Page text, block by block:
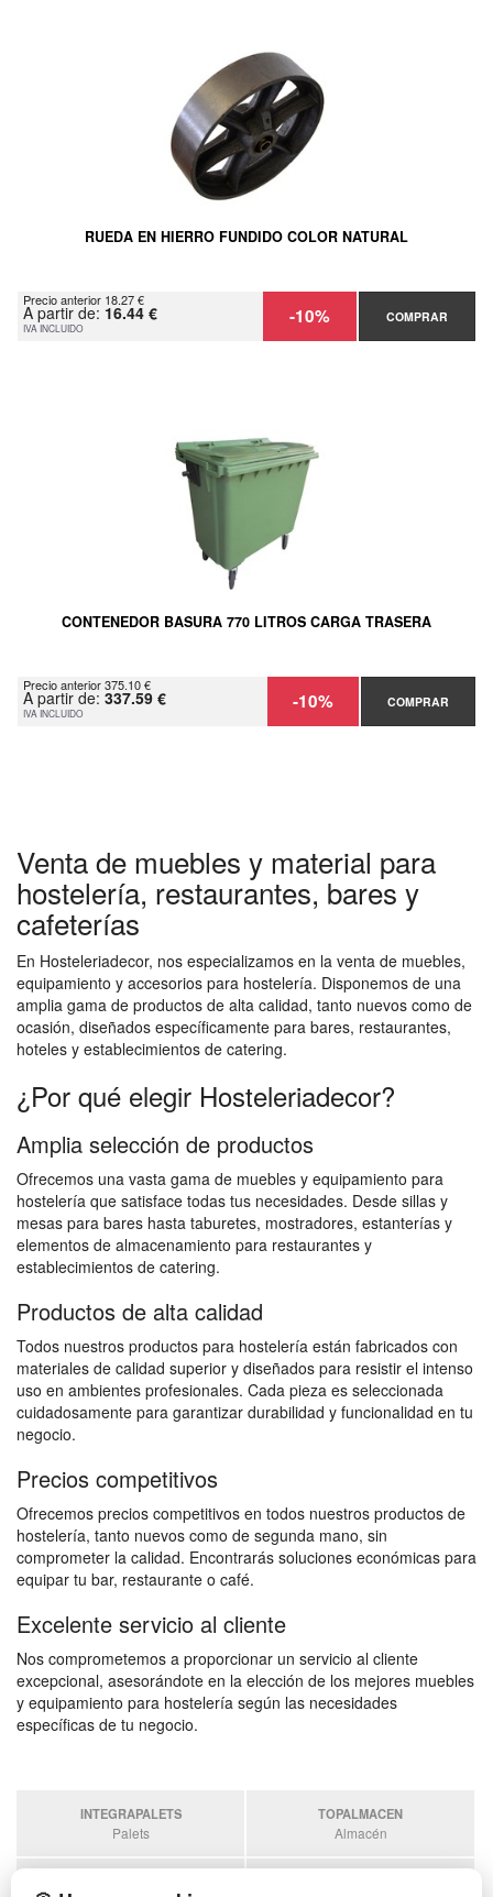
RUEDA EN HIERRO FUNDIDO COLOR NATURAL
Precio anterior 18.27 €
A partir de: 16.44 €
IVA INCLUIDO -10% COMPRAR
CONTENEDOR BASURA 770 LITROS CARGA TRASERA
Precio anterior 375.10 €
A partir de: 337.59 €
IVA INCLUIDO -10% COMPRAR
Venta de muebles y material para
hostelería, restaurantes, bares y
cafeterías
En Hosteleriadecor, nos especializamos en la venta de muebles,
equipamiento y accesorios para hostelería. Disponemos de una
amplia gama de productos de alta calidad, tanto nuevos como de
ocasión, diseñados específicamente para bares, restaurantes,
hoteles y establecimientos de catering.
¿Por qué elegir Hosteleriadecor?
Amplia selección de productos
Ofrecemos una vasta gama de muebles y equipamiento para
hostelería que satisface todas tus necesidades. Desde sillas y
mesas para bares hasta taburetes, mostradores, estanterías y
elementos de almacenamiento para restaurantes y
establecimientos de catering.
Productos de alta calidad
Todos nuestros productos para hostelería están fabricados con
materiales de calidad superior y diseñados para resistir el intenso
uso en ambientes profesionales. Cada pieza es seleccionada
cuidadosamente para garantizar durabilidad y funcionalidad en tu
negocio.
Precios competitivos
Ofrecemos precios competitivos en todos nuestros productos de
hostelería, tanto nuevos como de segunda mano, sin
comprometer la calidad. Encontrarás soluciones económicas para
equipar tu bar, restaurante o café.
Excelente servicio al cliente
Nos comprometemos a proporcionar un servicio al cliente
excepcional, asesorándote en la elección de los mejores muebles
y equipamiento para hostelería según las necesidades
específicas de tu negocio.
INTEGRAPALETS
Palets
TOPALMACEN
Almacén